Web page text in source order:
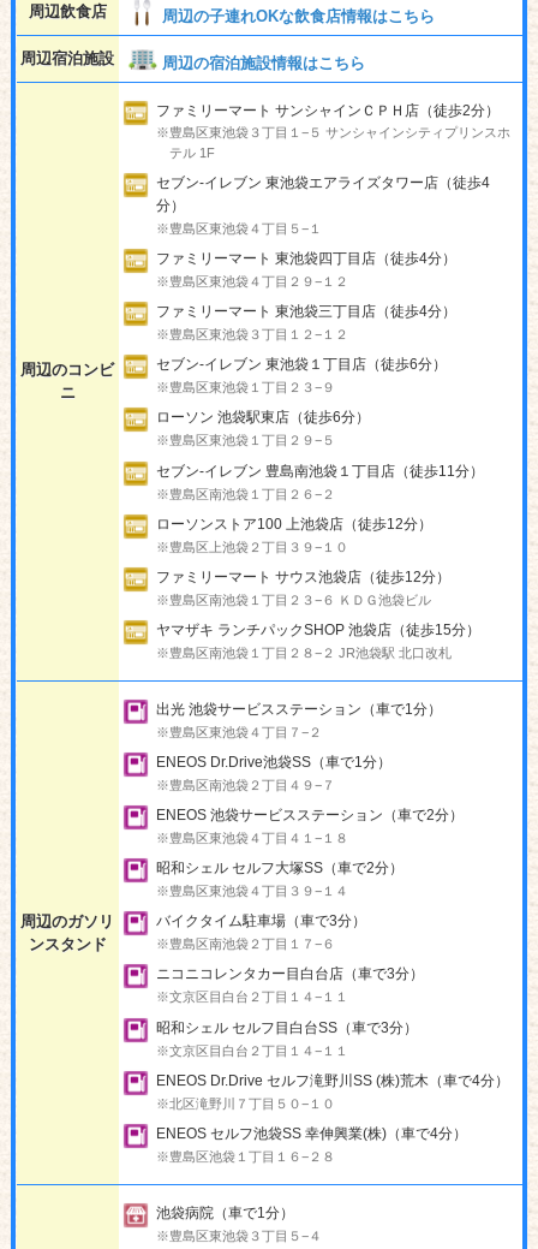
周辺飲食店 周辺の子連れOKな飲食店情報はこちら
周辺宿泊施設 周辺の宿泊施設情報はこちら
周辺のコンビ
ニ
ファミリーマート サンシャインＣＰＨ店（徒歩2分）
※豊島区東池袋３丁目１−５ サンシャインシティプリンスホ
テル 1F
セブン-イレブン 東池袋エアライズタワー店（徒歩4
分）
※豊島区東池袋４丁目５−１
ファミリーマート 東池袋四丁目店（徒歩4分）
※豊島区東池袋４丁目２９−１２
ファミリーマート 東池袋三丁目店（徒歩4分）
※豊島区東池袋３丁目１２−１２
セブン-イレブン 東池袋１丁目店（徒歩6分）
※豊島区東池袋１丁目２３−９
ローソン 池袋駅東店（徒歩6分）
※豊島区東池袋１丁目２９−５
セブン-イレブン 豊島南池袋１丁目店（徒歩11分）
※豊島区南池袋１丁目２６−２
ローソンストア100 上池袋店（徒歩12分）
※豊島区上池袋２丁目３９−１０
ファミリーマート サウス池袋店（徒歩12分）
※豊島区南池袋１丁目２３−６ ＫＤＧ池袋ビル
ヤマザキ ランチパックSHOP 池袋店（徒歩15分）
※豊島区南池袋１丁目２８−２ JR池袋駅 北口改札
周辺のガソリ
ンスタンド
出光 池袋サービスステーション（車で1分）
※豊島区東池袋４丁目７−２
ENEOS Dr.Drive池袋SS（車で1分）
※豊島区南池袋２丁目４９−７
ENEOS 池袋サービスステーション（車で2分）
※豊島区東池袋４丁目４１−１８
昭和シェル セルフ大塚SS（車で2分）
※豊島区東池袋４丁目３９−１４
バイクタイム駐車場（車で3分）
※豊島区南池袋２丁目１７−６
ニコニコレンタカー目白台店（車で3分）
※文京区目白台２丁目１４−１１
昭和シェル セルフ目白台SS（車で3分）
※文京区目白台２丁目１４−１１
ENEOS Dr.Drive セルフ滝野川SS (株)荒木（車で4分）
※北区滝野川７丁目５０−１０
ENEOS セルフ池袋SS 幸伸興業(株)（車で4分）
※豊島区池袋１丁目１６−２８
池袋病院（車で1分）
※豊島区東池袋３丁目５−４